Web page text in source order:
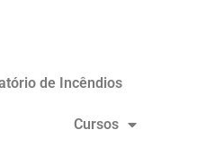
de Incêndios
Cursos